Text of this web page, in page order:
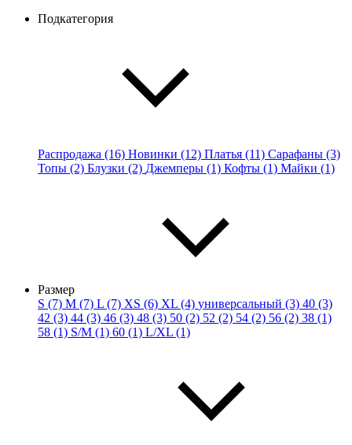
Подкатегория
Распродажа (16) Новинки (12) Платья (11) Сарафаны (3)
Топы (2) Блузки (2) Джемперы (1) Кофты (1) Майки (1)
Размер
S (7) M (7) L (7) XS (6) XL (4) универсальный (3) 40 (3)
42 (3) 44 (3) 46 (3) 48 (3) 50 (2) 52 (2) 54 (2) 56 (2) 38 (1)
58 (1) S/M (1) 60 (1) L/XL (1)